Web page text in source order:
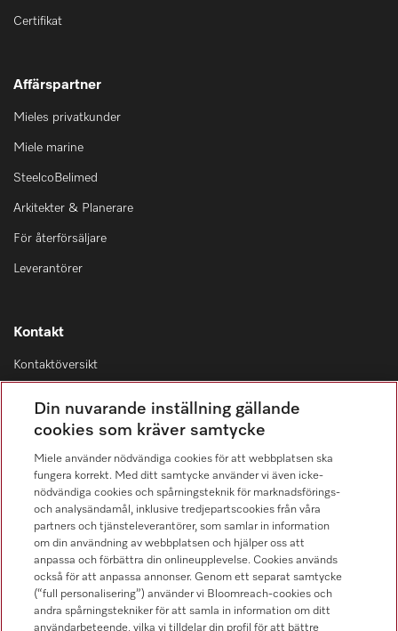
Certifikat
Affärspartner
Mieles privatkunder
Miele marine
SteelcoBelimed
Arkitekter & Planerare
För återförsäljare
Leverantörer
Kontakt
Kontaktöversikt
08-562 29 800
Hitta återförsäljare
Din nuvarande inställning gällande
cookies som kräver samtycke
Miele använder nödvändiga cookies för att webbplatsen ska
fungera korrekt. Med ditt samtycke använder vi även icke-
nödvändiga cookies och spårningsteknik för marknadsförings-
och analysändamål, inklusive tredjepartscookies från våra
partners och tjänsteleverantörer, som samlar in information
om din användning av webbplatsen och hjälper oss att
anpassa och förbättra din onlineupplevelse. Cookies används
också för att anpassa annonser. Genom ett separat samtycke
(“full personalisering”) använder vi Bloomreach-cookies och
andra spårningstekniker för att samla in information om ditt
användarbeteende, vilka vi tilldelar din profil för att bättre